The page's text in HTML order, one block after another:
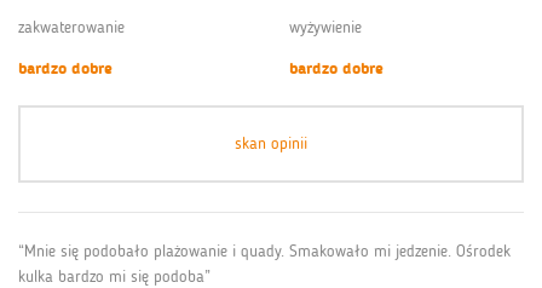
zakwaterowanie
bardzo dobre
wyżywienie
bardzo dobre
skan opinii
“Mnie się podobało plażowanie i quady. Smakowało mi jedzenie. Ośrodek
kulka bardzo mi się podoba”